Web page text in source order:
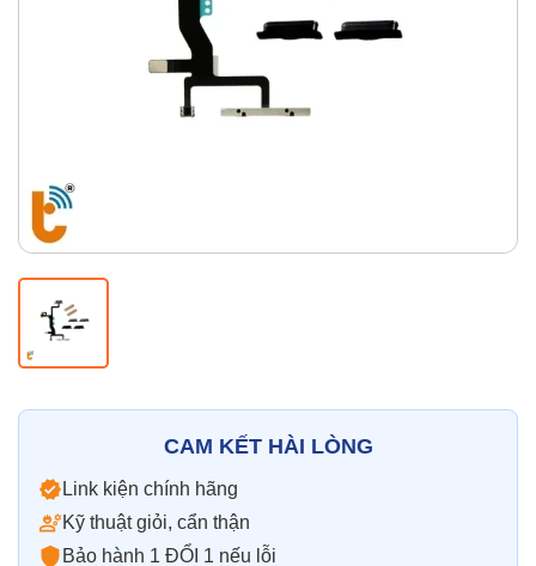
Thay pin
Pin iPhone Pin Samsumg
Pin Realme
CAM KẾT HÀI LÒNG
Link kiện chính hãng
Kỹ thuật giỏi, cẩn thận
Bảo hành 1 ĐỔI 1 nếu lỗi